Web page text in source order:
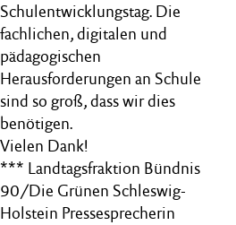
Schulentwicklungstag. Die
fachlichen, digitalen und
pädagogischen
Herausforderungen an Schule
sind so groß, dass wir dies
benötigen.
Vielen Dank!
*** Landtagsfraktion Bündnis
90/Die Grünen Schleswig-
Holstein Pressesprecherin